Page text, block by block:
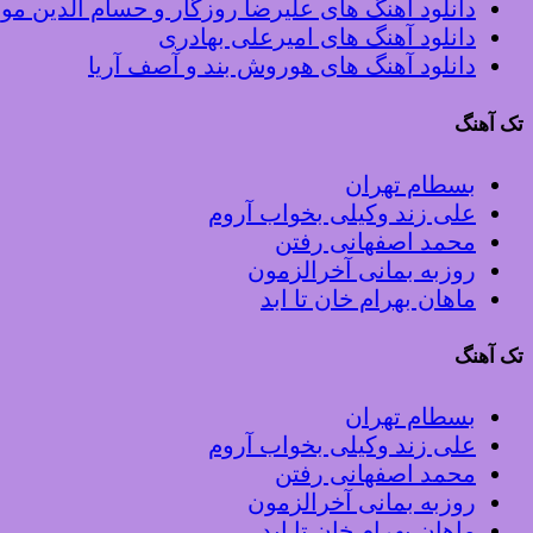
دانلود آهنگ های علیرضا روزگار و حسام الدین
دانلود آهنگ های امیرعلی بهادری
دانلود آهنگ های هوروش بند و آصف آریا
تک آهنگ
بسطام تهران
علی زند وکیلی بخواب آروم
محمد اصفهانی رفتن
روزبه بمانی آخرالزمون
ماهان بهرام خان تا ابد
تک آهنگ
بسطام تهران
علی زند وکیلی بخواب آروم
محمد اصفهانی رفتن
روزبه بمانی آخرالزمون